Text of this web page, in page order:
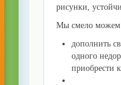
рисунки,
Мы смело можем
дополнить
одного
приобрести